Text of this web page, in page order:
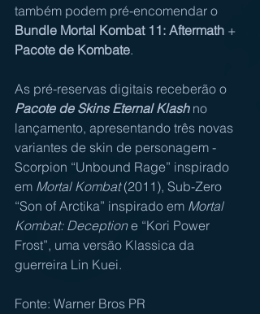
também podem pré-encomendar o
Bundle Mortal Kombat 11: Aftermath +
Pacote de Kombate.
As pré-reservas digitais receberão o
Pacote de Skins Eternal Klash no
lançamento, apresentando três novas
variantes de skin de personagem -
Scorpion “Unbound Rage” inspirado
em Mortal Kombat (2011), Sub-Zero
“Son of Arctika” inspirado em Mortal
Kombat: Deception e “Kori Power
Frost”, uma versão Klassica da
guerreira Lin Kuei.
Fonte: Warner Bros PR